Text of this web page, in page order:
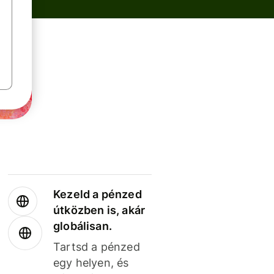
Kezeld a pénzed
útközben is, akár
globálisan.
Tartsd a pénzed
egy helyen, és